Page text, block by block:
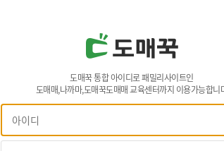
도매꾹 통합 아이디로 패밀리사이트인
도매매,나까마,도매꾹도매매 교육센터까지 이용가능합니